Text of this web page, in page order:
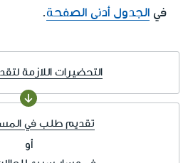
في الجدول أدنى الصفحة.
التحضيرات اللازمة
تقديم طلب في
أو